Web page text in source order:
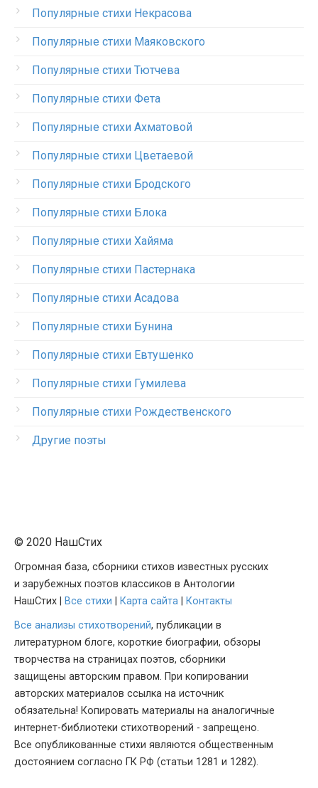
Популярные стихи Некрасова
Популярные стихи Маяковского
Популярные стихи Тютчева
Популярные стихи Фета
Популярные стихи Ахматовой
Популярные стихи Цветаевой
Популярные стихи Бродского
Популярные стихи Блока
Популярные стихи Хайяма
Популярные стихи Пастернака
Популярные стихи Асадова
Популярные стихи Бунина
Популярные стихи Евтушенко
Популярные стихи Гумилева
Популярные стихи Рождественского
Другие поэты
© 2020 НашСтих
Огромная база, сборники стихов известных русских
и зарубежных поэтов классиков в Антологии
НашСтих |
Все стихи Карта сайта
Контакты
Все анализы стихотворений, публикации в
литературном блоге, короткие биографии, обзоры
творчества на страницах поэтов, сборники
защищены авторским правом. При копировании
авторских материалов ссылка на источник
обязательна! Копировать материалы на аналогичные
интернет-библиотеки стихотворений - запрещено.
Все опубликованные стихи являются общественным
достоянием согласно ГК РФ (статьи 1281 и 1282).